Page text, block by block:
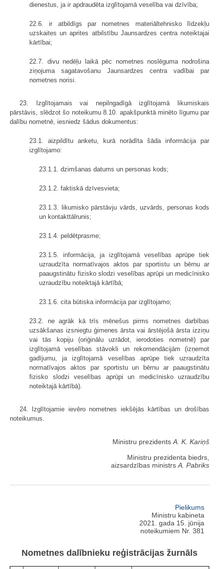
dienestus, ja ir apdraudēta izglītojamā veselība vai dzīvība;
22.6. ir atbildīgs par nometnes materiāltehnisko līdzekļu
uzskaites un aprites atbilstību Jaunsardzes centra noteiktajai
kārtībai;
22.7. divu nedēļu laikā pēc nometnes noslēguma nodrošina
ziņojuma sagatavošanu Jaunsardzes centra vadībai par
nometnes norisi.
23. Izglītojamais vai nepilngadīgā izglītojamā likumiskais
pārstāvis, slēdzot šo noteikumu 8.10. apakšpunktā minēto līgumu par
dalību nometnē, iesniedz šādus dokumentus:
23.1. aizpildītu anketu, kurā norādīta šāda informācija par
izglītojamo:
23.1.1. dzimšanas datums un personas kods;
23.1.2. faktiskā dzīvesvieta;
23.1.3. likumisko pārstāvju vārds, uzvārds, personas kods
un kontakttālrunis;
23.1.4. peldētprasme;
23.1.5. informācija, ja izglītojamā veselības aprūpe tiek
uzraudzīta normatīvajos aktos par sportistu un bērnu ar
paaugstinātu fizisko slodzi veselības aprūpi un medicīnisko
uzraudzību noteiktajā kārtībā;
23.1.6. cita būtiska informācija par izglītojamo;
23.2. ne agrāk kā trīs mēnešus pirms nometnes darbības
uzsākšanas izsniegtu ģimenes ārsta vai ārstējošā ārsta izziņu
vai tās kopiju (oriģinālu uzrādot, ierodoties nometnē) par
izglītojamā veselības stāvokli un rekomendācijām (izņemot
gadījumu, ja izglītojamā veselības aprūpe tiek uzraudzīta
normatīvajos aktos par sportistu un bērnu ar paaugstinātu
fizisko slodzi veselības aprūpi un medicīnisko uzraudzību
noteiktajā kārtībā).
24. Izglītojamie ievēro nometnes iekšējās kārtības un drošības
noteikumus.
Ministru prezidents A. K. Kariņš
Ministru prezidenta biedrs,
aizsardzības ministrs A. Pabriks
Pielikums
Ministru kabineta
2021. gada 15. jūnija
noteikumiem Nr. 381
Nometnes dalībnieku reģistrācijas žurnāls